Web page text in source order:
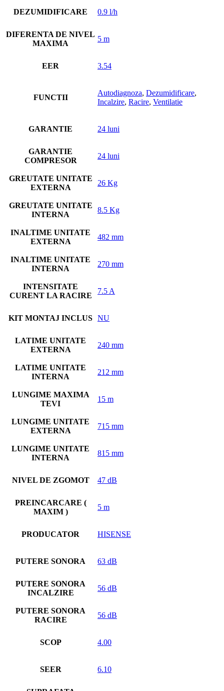
DEZUMIDIFICARE 0.9 l/h
DIFERENTA DE NIVEL
MAXIMA
5 m
EER 3.54
FUNCTII
Autodiagnoza, Dezumidificare,
Incalzire, Racire, Ventilatie
GARANTIE 24 luni
GARANTIE
COMPRESOR
24 luni
GREUTATE UNITATE
EXTERNA
26 Kg
GREUTATE UNITATE
INTERNA
8.5 Kg
INALTIME UNITATE
EXTERNA
482 mm
INALTIME UNITATE
INTERNA
270 mm
INTENSITATE
CURENT LA RACIRE
7.5 A
KIT MONTAJ INCLUS NU
LATIME UNITATE
EXTERNA
240 mm
LATIME UNITATE
INTERNA
212 mm
LUNGIME MAXIMA
TEVI
15 m
LUNGIME UNITATE
EXTERNA
715 mm
LUNGIME UNITATE
INTERNA
815 mm
NIVEL DE ZGOMOT 47 dB
PREINCARCARE (
MAXIM )
5 m
PRODUCATOR HISENSE
PUTERE SONORA 63 dB
PUTERE SONORA
INCALZIRE
56 dB
PUTERE SONORA
RACIRE
56 dB
SCOP 4.00
SEER 6.10